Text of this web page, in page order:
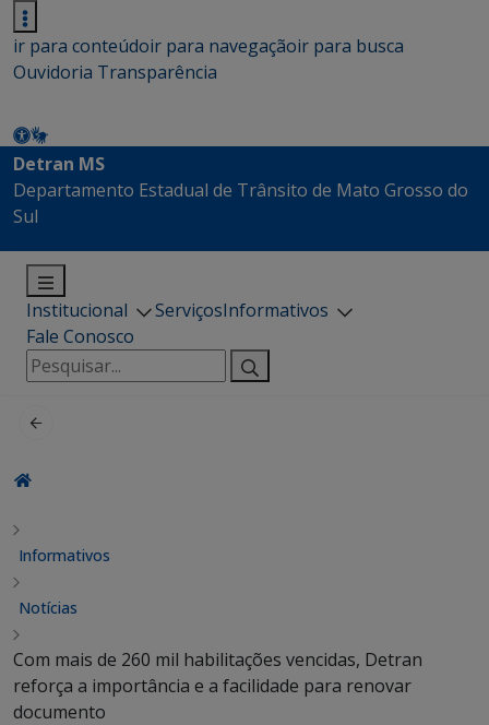
ir para conteúdoir para navegaçãoir para busca
Ouvidoria Transparência
Detran MS
Departamento Estadual de Trânsito de Mato Grosso do
Sul
Institucional ServiçosInformativos
Fale Conosco
Pesquisar
por:
Informativos
Notícias
Com mais de 260 mil habilitações vencidas, Detran
reforça a importância e a facilidade para renovar
documento